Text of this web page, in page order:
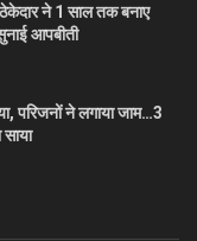
ने 1 साल तक बनाए
आपबीती
परिजनों ने लगाया जाम…3